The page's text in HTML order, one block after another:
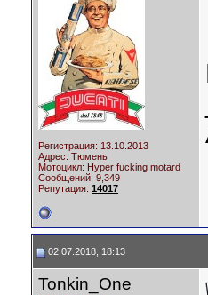
Регистрация: 13.10.2013
Адрес: Тюмень
Мотоцикл: Hyper fucking motard
Сообщений: 9,349
Репутация: 14017
02.07.2018, 18:13
Tonkin_One